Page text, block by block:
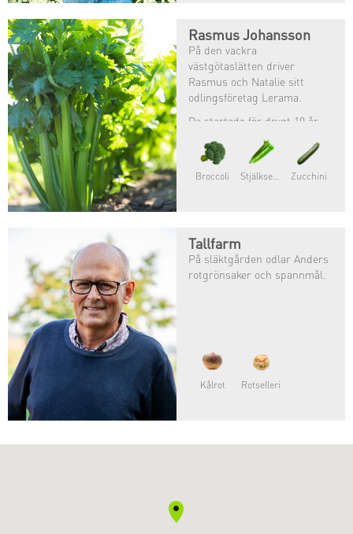
Rasmus Johansson
På den vackra
västgötaslätten driver
Rasmus och Natalie sitt
odlingsföretag Lerama.
De startade för drygt 10 år
sedan och odlar enbart
ekologiskt. Förutom
spannmål och potatis så
odlar de broccoli, fänkål och
Broccoli Stjälkselleri Zucchini
Tallfarm
På släktgården odlar Anders
rotgrönsaker och spannmål.
Kålrot Rotselleri